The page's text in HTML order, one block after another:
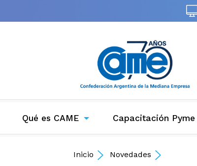
Qué es CAME Capacitación Pyme
Inicio Novedades